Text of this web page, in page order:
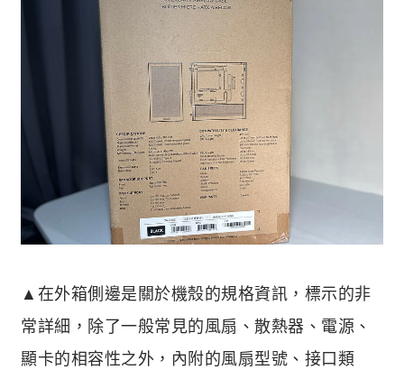
▲在外箱側邊是關於機殼的規格資訊，標示的非
常詳細，除了一般常見的風扇、散熱器、電源、
顯卡的相容性之外，內附的風扇型號、接口類